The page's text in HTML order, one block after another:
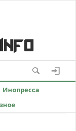
Инопресса